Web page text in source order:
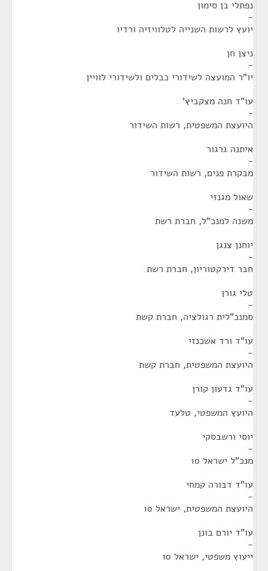
נפתלי בן סימון
-
יועץ לרשות השנייה לטלוויזיה ורדיו
ניצן חן
-
יו"ר המועצה לשידורי כבלים ולשידורי לוויין
עו"ד חנה מצקביץ'
-
היועצת המשפטית, רשות השידור
איתנה גרגור
-
מבקרת פנים, רשות השידור
שאול מגנזי
-
משנה למנכ"ל, חברת רשת
יוחנן צנגן
-
חבר דירקטוריון, חברת רשת
טלי גורן
-
סמנכ"לית רגולציה, חברת קשת
עו"ד ורד אשכנזי
-
היועצת המשפטית, חברת קשת
עו"ד גדעון קורן
-
היועץ המשפטי, טלעד
יוסי ורשבסקי
-
מנכ"ל ישראל 10
עו"ד דבורה קמחי
-
היועצת המשפטית, ישראל 10
עו"ד יורם בונן
-
ייעוץ משפטי, ישראל 10